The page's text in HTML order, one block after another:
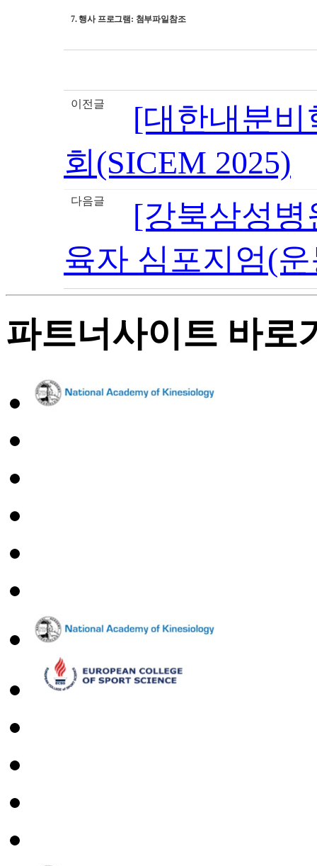
7.행사 프로그램 : 첨부파일참조
이전글
[대한내분비
회(SICEM 2025)
다음글
[강북삼성병
육자 심포지엄(
파트너사이트 바로